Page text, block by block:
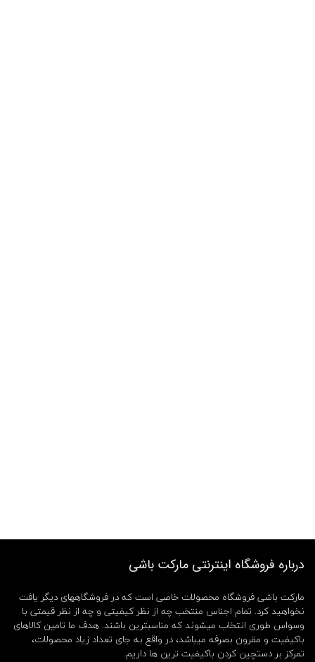
درباره فروشگاه اینترنتی مارکت باشی
مارکت باشی فروشگاه محصولات خاصی است که در فروشگاههای دیگر یافت
نخواهید کرد. تمام اجناس منتخب چه از نظر کیفیتی و چه از نظر قیمتی با
وسواس طوری انتخاب میشوند که مناسبترین باشند. هدف ما تامین کالاهای
باکیفیت و مقرون بصرفه میباشد، در واقع به جای تعداد زیاد محصولات،
تمرکز بر دستچین کردن باکیفیت ترین ها داریم.